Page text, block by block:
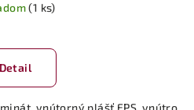
(1 ks)
Detail